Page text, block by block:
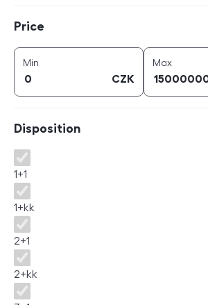
Price
Min
CZK
Maxprice (
Disposition
Disposition
1+1
1+kk
2+1
2+kk